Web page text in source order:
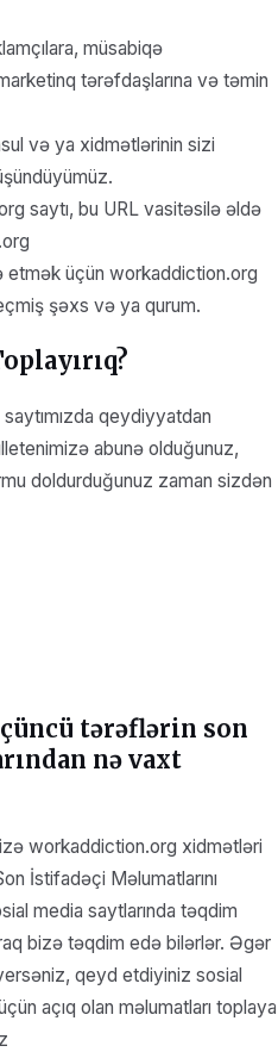
müsabiqə
tərəfdaşlarına və təmin
və ya xidmətlərinin sizi
saytı, bu URL vasitəsilə əldə
etmək üçün workaddiction.org
şəxs və ya qurum.
qeydiyyatdan
abunə olduğunuz,
doldurduğunuz zaman sizdən
tərəflərin son
nə vaxt
workaddiction.org xidmətləri
İstifadəçi Məlumatlarını
media saytlarında təqdim
bizə təqdim edə bilərlər. Əgər
qeyd etdiyiniz sosial
açıq olan məlumatları toplaya